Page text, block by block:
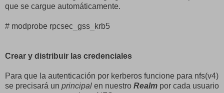
que se cargue automáticamente.
# modprobe rpcsec_gss_krb5
Crear y distribuir las credenciales
Para que la autenticación por kerberos funcione para nfs(v4)
se precisará un principal en nuestro Realm por cada usuario